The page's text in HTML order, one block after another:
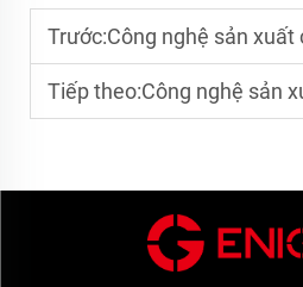
Trước:Công nghệ sản xuất cộng tính DED khác biệt như
Tiếp theo:Công nghệ sản xuất cộng tính giúp đơn giản